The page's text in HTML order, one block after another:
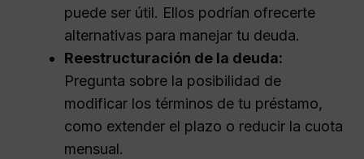
puede ser útil. Ellos podrían ofrecerte
alternativas para manejar tu deuda.
Reestructuración de la deuda:
Pregunta sobre la posibilidad de
modificar los términos de tu préstamo,
como extender el plazo o reducir la cuota
mensual.